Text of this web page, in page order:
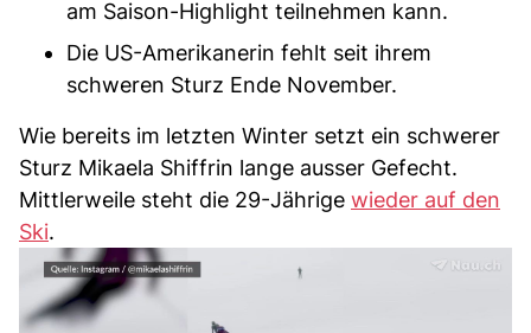
am Saison-Highlight teilnehmen kann.
Die US-Amerikanerin fehlt seit ihrem
schweren Sturz Ende November.
Wie bereits im letzten Winter setzt ein schwerer
Sturz Mikaela Shiffrin lange ausser Gefecht.
Mittlerweile steht die 29-Jährige wieder auf den
Ski.